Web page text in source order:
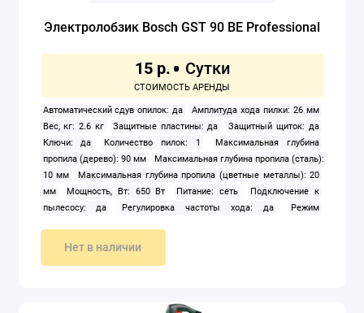
Электролобзик Bosch GST 90 BE Professional
15 р.
Автоматический сдув опилок: да
Амплитуда хода пилки: 26 мм
Вес, кг: 2.6 кг
Защитные пластины: да
Защитный щиток: да
Ключи: да
Количество пилок: 1
Максимальная глубина
пропила (дерево): 90 мм
Максимальная глубина пропила (сталь):
10 мм
Максимальная глубина пропила (цветные металлы): 20
мм
Мощность, Вт: 650 Вт Питание: сеть
Подключение к
пылесосу: да
Регулировка частоты хода: да
Режим
Нет в наличии